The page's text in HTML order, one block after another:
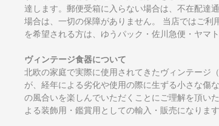
達します。郵便受箱に入らない場合は、不在配達
場合は、一切の保障がありません。 当店ではご
を希望される方は、ゆうパック・佐川急便・ヤマ
ヴィンテージ食器について
北欧の家庭で実際に使用されてきたヴィンテージ
が、経年による劣化や使用の際に生ずる小さな傷
の風合いを楽しんでいただくことにご理解を頂い
よる装飾用・鑑賞用としての輸入・販売になります